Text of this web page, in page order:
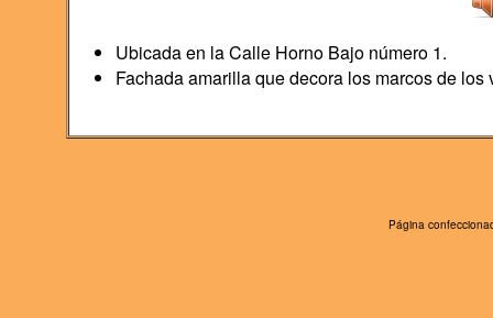
Ubicada en la Calle Horno Bajo número 1.
Fachada amarilla que decora los marcos de los
Página